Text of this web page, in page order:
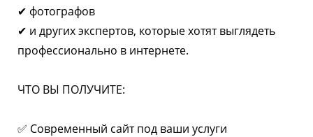
✔ фотографов
✔ и других экспертов, которые хотят выглядеть
профессионально в интернете.
ЧТО ВЫ ПОЛУЧИТЕ:
✅ Современный сайт под ваши услуги